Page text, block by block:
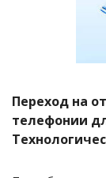
Переход на
телефонии